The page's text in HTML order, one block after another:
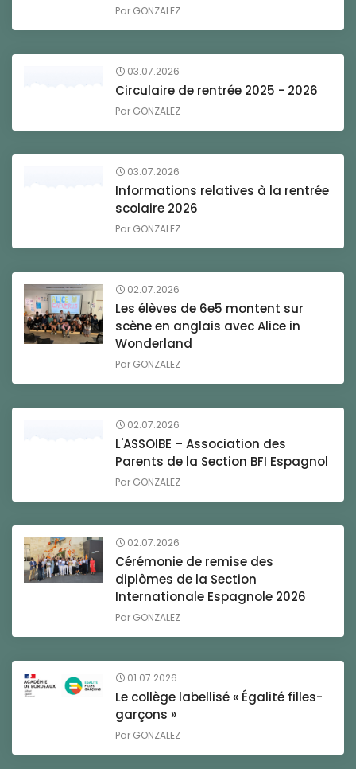
Par GONZALEZ
03.07.2026
Circulaire de rentrée 2025 - 2026
Par GONZALEZ
03.07.2026
Informations relatives à la rentrée
scolaire 2026
Par GONZALEZ
02.07.2026
Les élèves de 6e5 montent sur
scène en anglais avec Alice in
Wonderland
Par GONZALEZ
02.07.2026
L'ASSOIBE – Association des
Parents de la Section BFI Espagnol
Par GONZALEZ
02.07.2026
Cérémonie de remise des
diplômes de la Section
Internationale Espagnole 2026
Par GONZALEZ
01.07.2026
Le collège labellisé « Égalité filles-
garçons »
Par GONZALEZ